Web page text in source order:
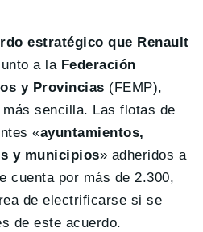
estratégico que Renault
a la Federación
y Provincias (FEMP),
sencilla. Las flotas de
«ayuntamientos,
y municipios» adheridos a
cuenta por más de 2.300,
de electrificarse si se
de este acuerdo.